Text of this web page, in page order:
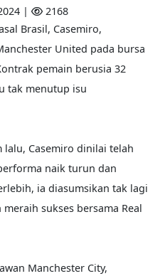
|
2168
Brasil, Casemiro,
United pada bursa
pemain berusia 32
tak menutup isu
Casemiro dinilai telah
naik turun dan
ia diasumsikan tak lagi
sukses bersama Real
Manchester City,